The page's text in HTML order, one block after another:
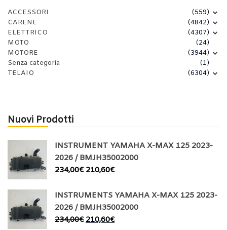
ACCESSORI
(559)
CARENE
(4842)
ELETTRICO
(4307)
MOTO
(24)
MOTORE
(3944)
Senza categoria
(1)
TELAIO
(6304)
Nuovi Prodotti
INSTRUMENT YAMAHA X-MAX 125 2023-
2026 / BMJH35002000
234,00€ 210,60€
INSTRUMENTS YAMAHA X-MAX 125 2023-
2026 / BMJH35002000
234,00€ 210,60€